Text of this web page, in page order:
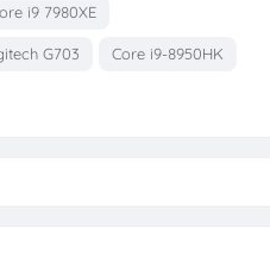
i9 7980XE
G703 Core i9-8950HK